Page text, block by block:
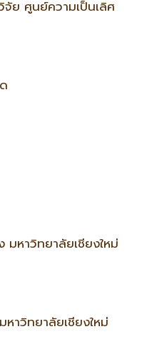
ศูนย์ความเป็นเลิศ
หาวิทยาลัยเชียงใหม่
าวิทยาลัยเชียงใหม่